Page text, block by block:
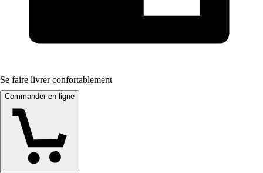
Se faire livrer confortablement
Commander en ligne